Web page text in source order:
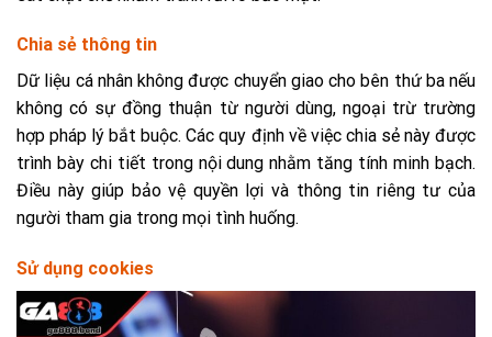
Chia sẻ thông tin
Dữ liệu cá nhân không được chuyển giao cho bên thứ ba nếu
không có sự đồng thuận từ người dùng, ngoại trừ trường
hợp pháp lý bắt buộc. Các quy định về việc chia sẻ này được
trình bày chi tiết trong nội dung nhằm tăng tính minh bạch.
Điều này giúp bảo vệ quyền lợi và thông tin riêng tư của
người tham gia trong mọi tình huống.
Sử dụng cookies